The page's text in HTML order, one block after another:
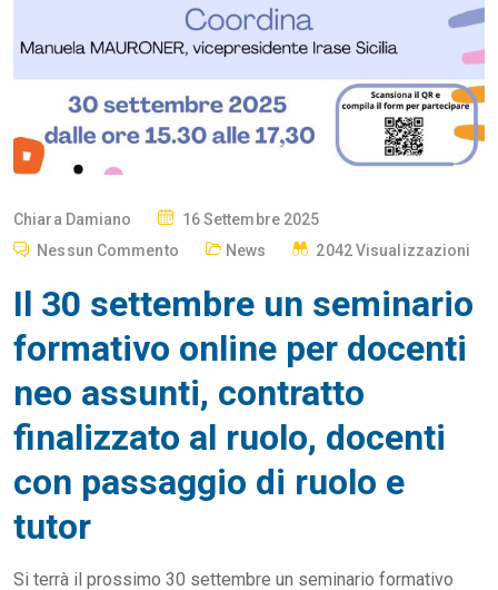
Chiara Damiano
P
T
D
O
16 Settembre 2025
Nessun Commento
News 2042 Visualizzazioni
Il 30 settembre un seminario
formativo online per docenti
neo assunti, contratto
finalizzato al ruolo, docenti
con passaggio di ruolo e
tutor
Si terrà il prossimo 30 settembre un seminario formativo